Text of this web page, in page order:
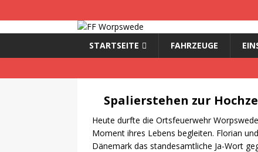
STARTSEITE FAHRZEUGE
Spalierstehen zur
Heute durfte die Ortsfeuerwehr
Moment ihres Lebens begleiten. Florian
Dänemark das standesamtliche Ja-Wort